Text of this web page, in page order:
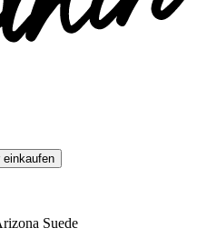
einkaufen
Suede